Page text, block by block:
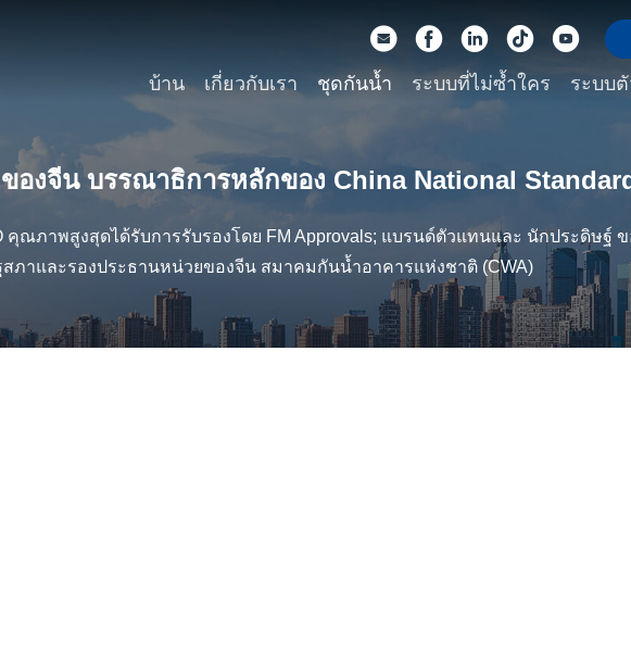
บ้าน เกี่ยวกับเรา ชุดกันน้ำ ระบบที่ไม่ซ้ำใคร ระบบ
องจีน บรรณาธิการหลักของ China National
คุณภาพสูงสุดได้รับการรับรองโดย FM Approvals; แบรนด์ตัวแทนและ นักประดิษฐ์
ภาและรองประธานหน่วยของจีน สมาคมกันน้ำอาคารแห่งชาติ (CWA)